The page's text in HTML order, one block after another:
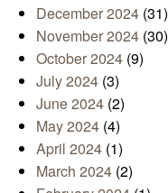
December 2024 (31)
November 2024 (30)
October 2024 (9)
July 2024 (3)
June 2024 (2)
May 2024 (4)
April 2024 (1)
March 2024 (2)